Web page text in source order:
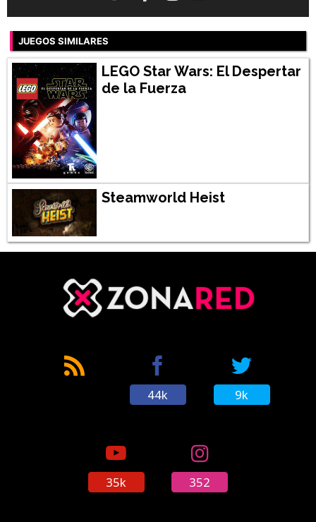
JUEGOS SIMILARES
LEGO Star Wars: El Despertar
de la Fuerza
Steamworld Heist
44k 9k
35k 352